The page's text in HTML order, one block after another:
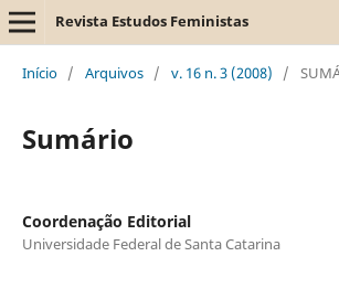
Revista Estudos Feministas
Início / Arquivos / v. 16 n. 3 (2008) /
Sumário
Coordenação Editorial
Universidade Federal de Santa Catarina